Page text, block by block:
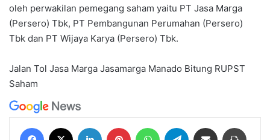
oleh perwakilan pemegang saham yaitu PT Jasa Marga
(Persero) Tbk, PT Pembangunan Perumahan (Persero)
Tbk dan PT Wijaya Karya (Persero) Tbk.
Jalan Tol Jasa Marga Jasamarga Manado Bitung RUPST
Saham
Facebook LinkedIn Pinterest WhatsAppTelegram Share via Email